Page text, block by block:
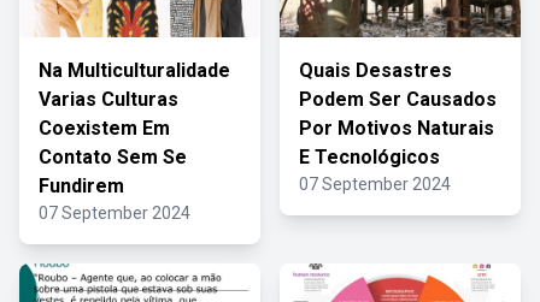
Na Multiculturalidade
Varias Culturas
Coexistem Em
Contato Sem Se
Fundirem
07 September 2024
Quais Desastres
Podem Ser Causados
Por Motivos Naturais
E Tecnológicos
07 September 2024